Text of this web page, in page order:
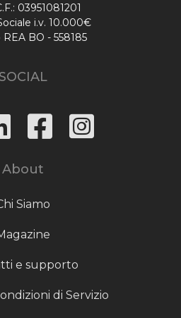
03951081201
i.v. 10.000€
BO - 558185
SOCIAL
About
Siamo
e supporto
di Servizio